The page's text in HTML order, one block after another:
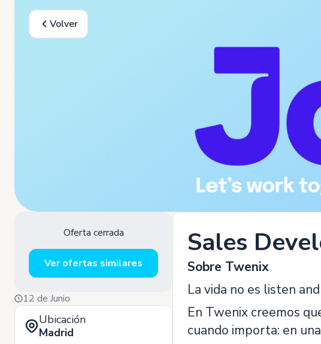
Volver
Oferta cerrada
Ver ofertas similares
12 de Junio
Ubicación
Madrid
Sales
Sobre Twenix
La vida no es listen
En Twenix creemos
cuando importa: en